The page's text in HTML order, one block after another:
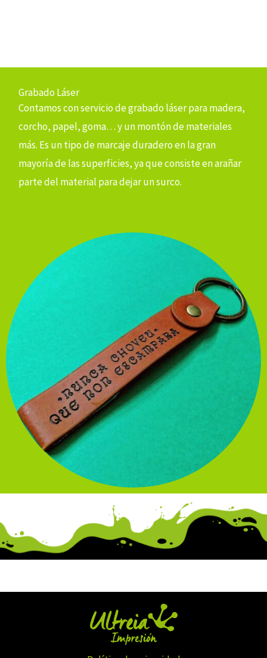
Grabado Láser
Contamos con servicio de grabado láser para madera,
corcho, papel, goma… y un montón de materiales
más. Es un tipo de marcaje duradero en la gran
mayoría de las superficies, ya que consiste en arañar
parte del material para dejar un surco.